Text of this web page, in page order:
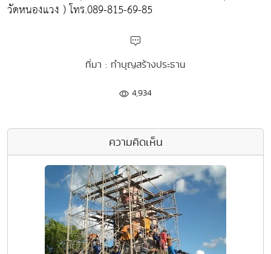
วัดหนองแวง ) โทร.089-815-69-85
ที่มา : ทำบุญสร้างประธาน
4,934
ความคิดเห็น